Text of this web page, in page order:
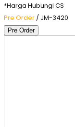
*Harga Hubungi CS
Pre Order / JM-3420
Pre Order